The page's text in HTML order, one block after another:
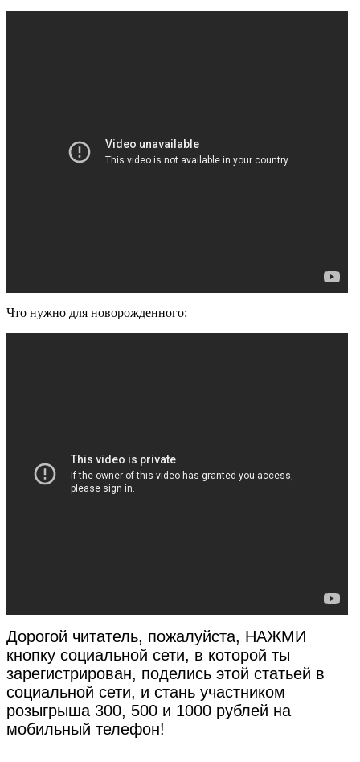
Что нужно для новорожденного:
Дорогой читатель, пожалуйста, НАЖМИ
кнопку социальной сети, в которой ты
зарегистрирован, поделись этой статьей в
социальной сети, и стань участником
розыгрыша 300, 500 и 1000 рублей на
мобильный телефон!